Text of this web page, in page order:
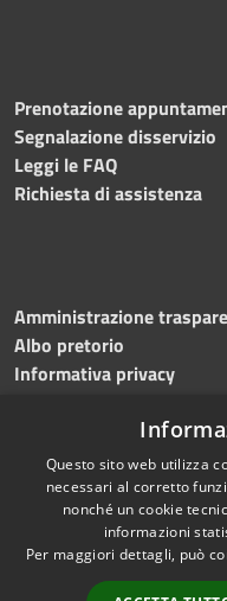
Prenotazione
Segnalazione disservizio
Leggi le FAQ
Richiesta di assistenza
Amministrazione
Albo pretorio
Informativa privacy
Dichiarazione di
RSS
Accessibilità
Questo sito web utilizza
necessari al corretto
nonché un cookie
informazioni
Per maggiori dettagli, può